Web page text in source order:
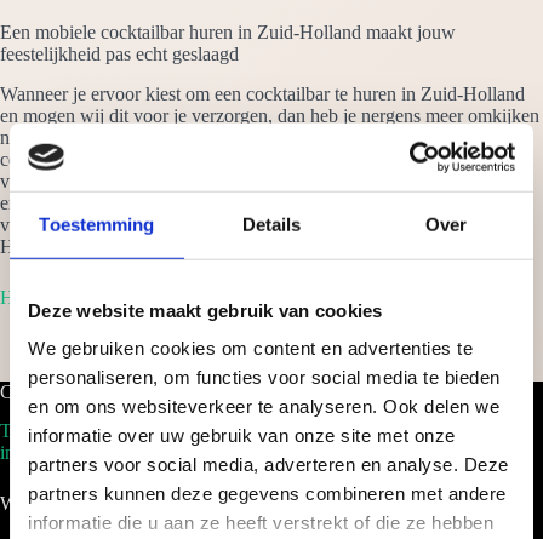
Toestemming Details Over
Deze website maakt gebruik van cookies
We gebruiken cookies om content en advertenties te
personaliseren, om functies voor social media te bieden
en om ons websiteverkeer te analyseren. Ook delen we
informatie over uw gebruik van onze site met onze
partners voor social media, adverteren en analyse. Deze
partners kunnen deze gegevens combineren met andere
informatie die u aan ze heeft verstrekt of die ze hebben
Een mobiele cocktailbar huren in Zuid-Holland maakt jouw
feestelijkheid pas echt geslaagd
Wanneer je ervoor kiest om een cocktailbar te huren in Zuid-Holland
en mogen wij dit voor je verzorgen, dan heb je nergens meer omkijken
naar. Wij verzorgen alles tot in details en zorgen er voor dat we jouw
ceremonie naar een hoger niveau tillen. Van een kleinschalige
verjaardagsfeestje, tot een bedrijfsfeest met 500 medewerkers, uit
ervaring weten wij dat het constant een groot successtuk is. Vraag
vrijblijvend een offerte aan om een cocktailbar te huren in Zuid-
Holland en je ontvangt binnen 24 uur een scherp voorstel op maat!
Home
Cocktailbar.nl
Tel. 088-2035100
info@cocktailbar.nl
Wij werken landelijk!